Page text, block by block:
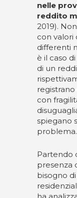
nelle
reddito
2019).
con
differenti
è il caso
di un
registrano
con
spiegano
problema.
Partendo
presenza
bisogno